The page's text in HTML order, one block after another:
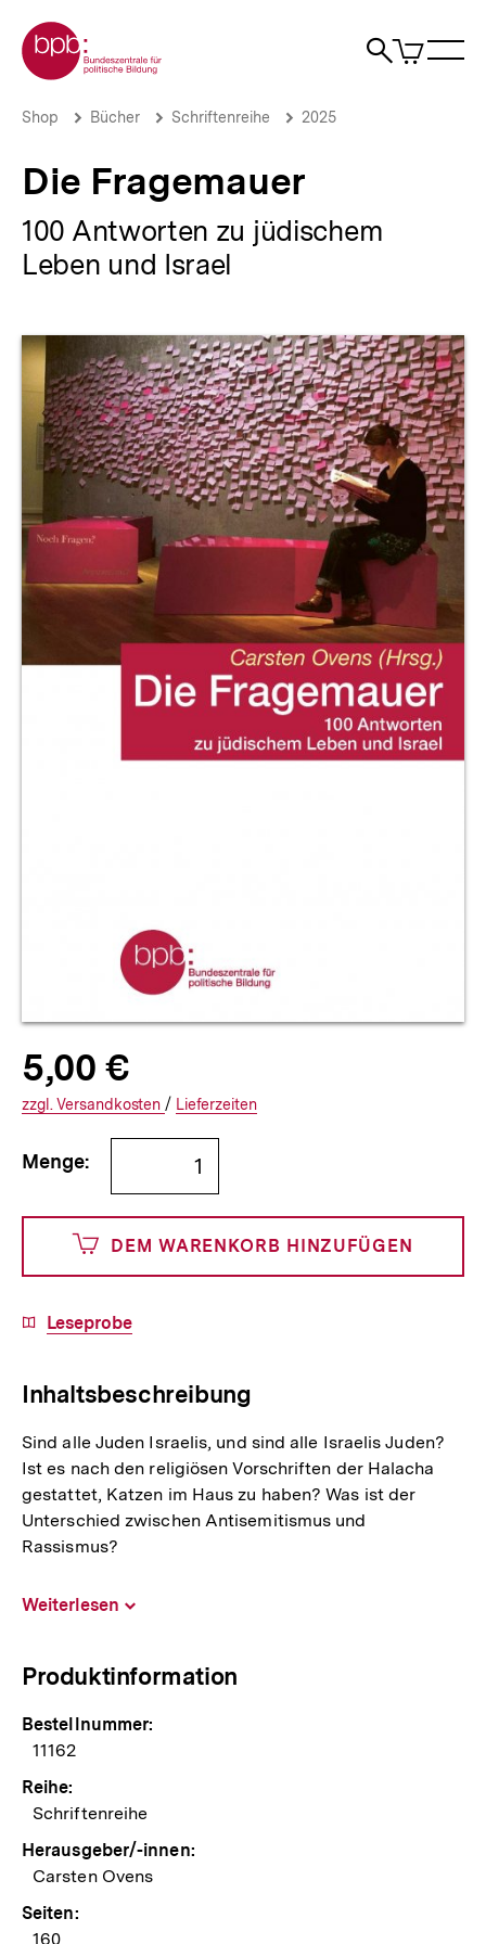
zum
Seiteninhalt
springen
Zur Startseite der bpb
Suche
Artikel
im
Die
bpb.de
Brotkrümelnavigation
Pfadnavigation
Shop Bücher Schriftenreihe 2025
Die Fragemauer
100 Antworten zu jüdischem
Leben und Israel
Produktvorschau
Allgemeine
Informationen
Produktpreis:
5,00 €5
€
und
500
Cents
zuzüglich
Versandkosten
Interner
Informationen
den
zzgl. zuzüglichen
Versandkosten / Interner
Informationen
Lieferzeiten
Bestellmenge
angeben
Menge:
DEM WARENKORB HINZUFÜGEN
Download-
Leseprobe
Inhaltsbeschreibung
Sind alle Juden Israelis, und sind alle Israelis Juden?
Ist es nach den religiösen Vorschriften der Halacha
gestattet, Katzen im Haus zu haben? Was ist der
Unterschied zwischen Antisemitismus und
Rassismus?
Weiterlesen
Produktinformation
Bestellnummer:
11162
Reihe:
Schriftenreihe
Herausgeber/-innen:
Carsten Ovens
Seiten:
160